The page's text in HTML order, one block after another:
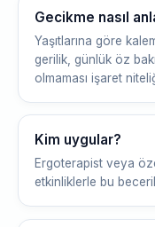
Gecikme nasıl
Yaşıtlarına göre
gerilik, günlük öz
olmaması işaret
Kim uygular?
Ergoterapist veya
etkinliklerle bu